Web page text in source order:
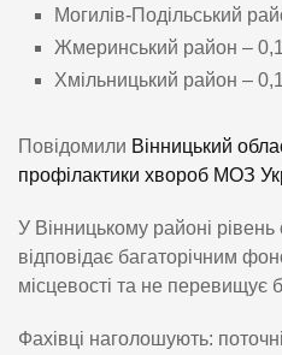
Могилів-Подільський
Жмеринський район –
Хмільницький район –
Повідомили Вінницький
профілактики хвороб МОЗ
У Вінницькому районі рівень
відповідає багаторічним
місцевості та не перевищує
Фахівці наголошують: